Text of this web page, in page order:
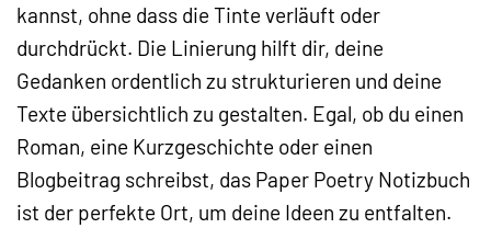
kannst, ohne dass die Tinte verläuft oder
durchdrückt. Die Linierung hilft dir, deine
Gedanken ordentlich zu strukturieren und deine
Texte übersichtlich zu gestalten. Egal, ob du einen
Roman, eine Kurzgeschichte oder einen
Blogbeitrag schreibst, das Paper Poetry Notizbuch
ist der perfekte Ort, um deine Ideen zu entfalten.